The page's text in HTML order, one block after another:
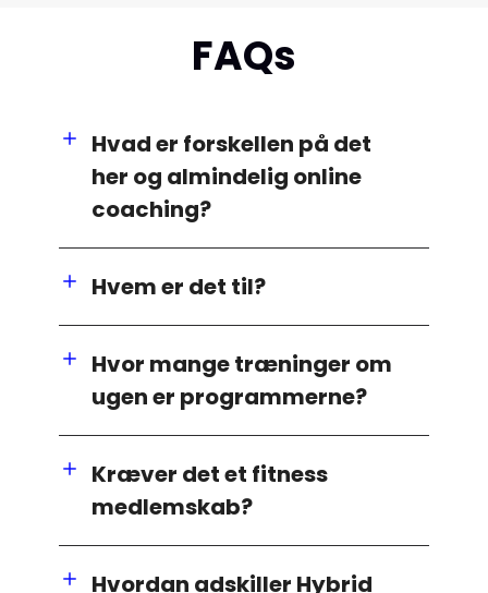
FAQs
Hvad er forskellen på det
her og almindelig online
coaching?
Hvem er det til?
Hvor mange træninger om
ugen er programmerne?
Kræver det et fitness
medlemskab?
Hvordan adskiller Hybrid